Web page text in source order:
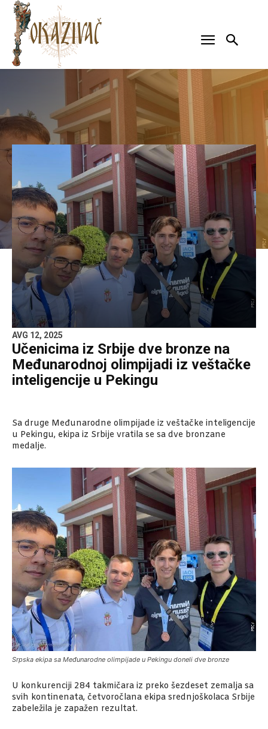
AVG 12, 2025
Učenicima iz Srbije dve bronze na
Međunarodnoj olimpijadi iz veštačke
inteligencije u Pekingu
Sa druge Međunarodne olimpijade iz veštačke inteligencije
u Pekingu, ekipa iz Srbije vratila se sa dve bronzane
medalje.
Srpska ekipa sa Međunarodne olimpijade u Pekingu doneli dve bronze
U konkurenciji 284 takmičara iz preko šezdeset zemalja sa
svih kontinenata, četvoročlana ekipa srednjoškolaca Srbije
zabeležila je zapažen rezultat.